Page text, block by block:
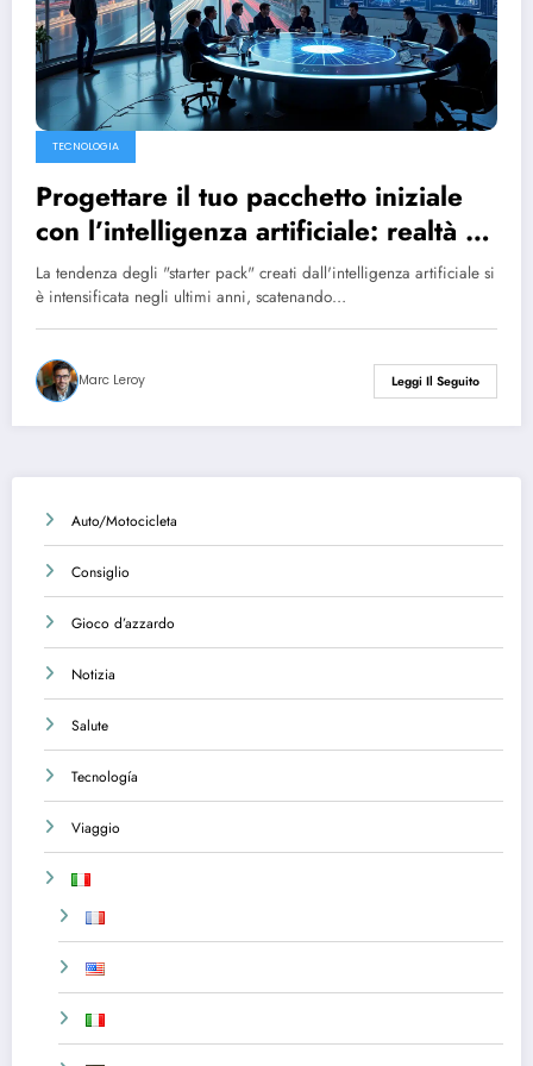
TECNOLOGIA
Progettare il tuo pacchetto iniziale
con l’intelligenza artificiale: realtà o
mito di uno spreco di energia?
La tendenza degli "starter pack" creati dall'intelligenza artificiale si
è intensificata negli ultimi anni, scatenando…
Marc Leroy Leggi Il Seguito
Auto/Motocicleta
Consiglio
Gioco d’azzardo
Notizia
Salute
Tecnología
Viaggio